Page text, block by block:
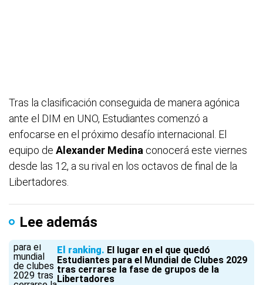
Tras la clasificación conseguida de manera agónica
ante el DIM en UNO, Estudiantes comenzó a
enfocarse en el próximo desafío internacional. El
equipo de Alexander Medina conocerá este viernes
desde las 12, a su rival en los octavos de final de la
Libertadores.
Lee además
El ranking El lugar en el que quedó
Estudiantes para el Mundial de Clubes 2029
tras cerrarse la fase de grupos de la
Libertadores